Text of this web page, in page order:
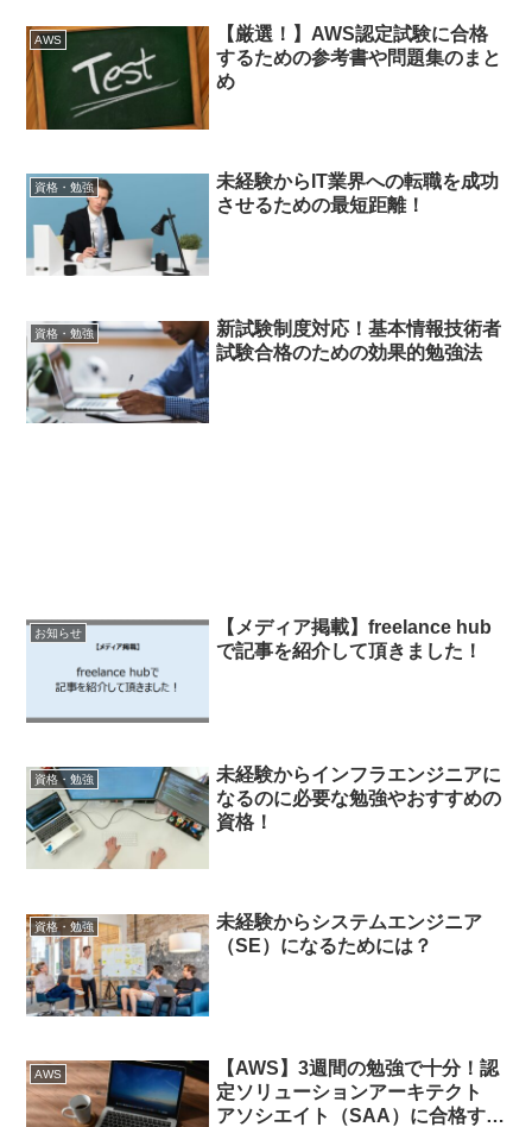
AWS
【厳選！】AWS認定試験に合格
するための参考書や問題集のまと
め
資格・勉強
未経験からIT業界への転職を成功
させるための最短距離！
資格・勉強
新試験制度対応！基本情報技術者
試験合格のための効果的勉強法
お知らせ
【メディア掲載】freelance hub
で記事を紹介して頂きました！
資格・勉強
未経験からインフラエンジニアに
なるのに必要な勉強やおすすめの
資格！
資格・勉強
未経験からシステムエンジニア
（SE）になるためには？
AWS
【AWS】3週間の勉強で十分！認
定ソリューションアーキテクト
アソシエイト（SAA）に合格する